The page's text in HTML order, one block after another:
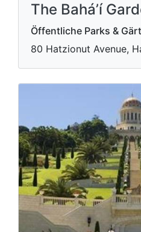
The Bahá’í
Öffentliche Parks &
80 Hatzionut Avenue,